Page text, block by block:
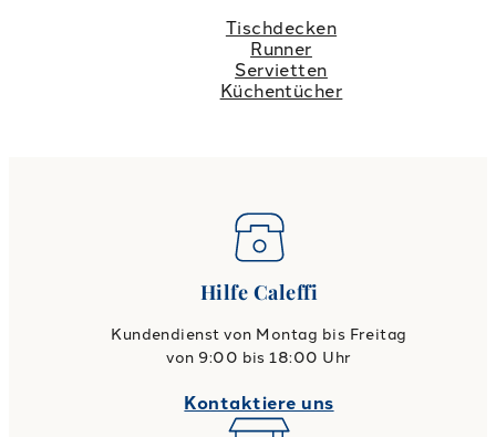
Tischdecken
Runner
Servietten
Küchentücher
Hilfe Caleffi
Kundendienst von Montag bis Freitag
von 9:00 bis 18:00 Uhr
Kontaktiere uns